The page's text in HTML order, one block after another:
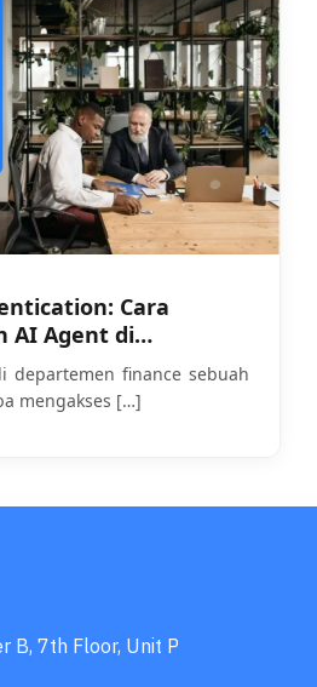
Cara
AI Agent di
departemen finance sebuah
mengakses […]
B, 7th Floor, Unit P